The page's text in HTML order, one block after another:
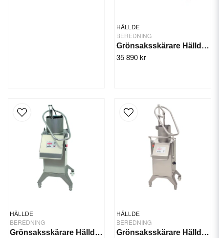
HÄLLDE
BEREDNING
Grönsaksskärare Hällde RG-250 diwash 3-fas
35 890 kr
HÄLLDE
BEREDNING
Grönsaksskärare Hällde RG-300i, manuell
HÄLLDE
BEREDNING
Grönsaksskärare Hällde RG-400i Maskinbas